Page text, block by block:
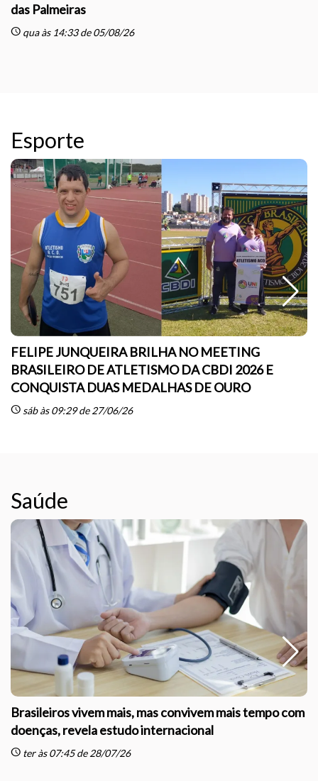
das Palmeiras
schedule qua às 14:33 de 05/08/26
Esporte
FELIPE JUNQUEIRA BRILHA NO MEETING
BRASILEIRO DE ATLETISMO DA CBDI 2026 E
CONQUISTA DUAS MEDALHAS DE OURO
schedule sáb às 09:29 de 27/06/26
Saúde
Brasileiros vivem mais, mas convivem mais tempo com
doenças, revela estudo internacional
schedule ter às 07:45 de 28/07/26